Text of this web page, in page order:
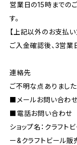
営業日の15時までの
す。
【上記以外のお支払い
ご入金確認後、3営業
連絡先
ご不明な点ありまし
■メールお問い合
■電話お問い合
ショップ名：クラフト
ー&クラフトビール販